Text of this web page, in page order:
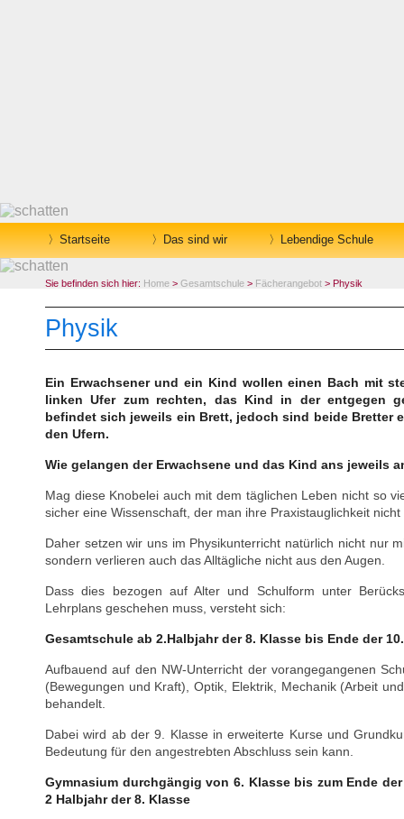
Startseite Das sind wir Lebendige Schule
Sie befinden sich hier: Home > Gesamtschule > Fächerangebot > Physik
Physik
Ein Erwachsener und ein Kind wollen einen Bach mit
linken Ufer zum rechten, das Kind in der entgegen
befindet sich jeweils ein Brett, jedoch sind beide Bretter
den Ufern.
Wie gelangen der Erwachsene und das Kind ans jeweils
Mag diese Knobelei auch mit dem täglichen Leben nicht so
sicher eine Wissenschaft, der man ihre Praxistauglichkeit
Daher setzen wir uns im Physikunterricht natürlich nicht nur
sondern verlieren auch das Alltägliche nicht aus den Augen.
Dass dies bezogen auf Alter und Schulform unter
Lehrplans geschehen muss, versteht sich:
Gesamtschule ab 2.Halbjahr der 8. Klasse bis Ende der
Aufbauend auf den NW-Unterricht der vorangegangenen
(Bewegungen und Kraft), Optik, Elektrik, Mechanik (Arbeit
behandelt.
Dabei wird ab der 9. Klasse in erweiterte Kurse und
Bedeutung für den angestrebten Abschluss sein kann.
Gymnasium durchgängig von 6. Klasse bis zum Ende
2 Halbjahr der 8. Klasse